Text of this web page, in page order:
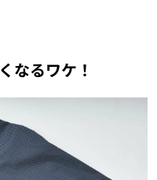
なるワケ！